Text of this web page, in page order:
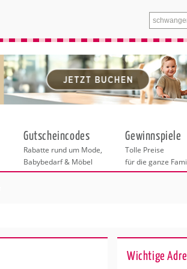
Gutscheincodes
Rabatte rund um Mode,
Babybedarf & Möbel
Gewinnspiele
Tolle Preise
für die ganze
Wichtige